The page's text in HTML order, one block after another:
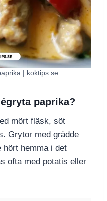
| koktips.se
paprika?
mört fläsk, söt
Grytor med grädde
hört hemma i det
ofta med potatis eller